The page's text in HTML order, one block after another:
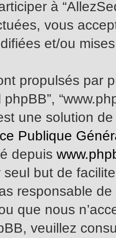
à
vous
et/ou
propulsés par
phpBB”,
une solution
Publique
depuis
but de
responsable
que nous
veuillez